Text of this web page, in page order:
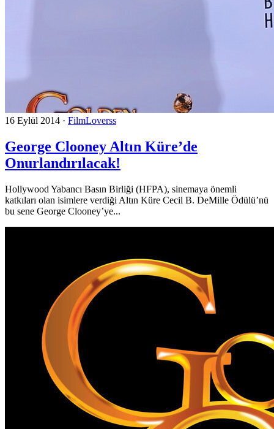
16 Eylül 2014 · FilmLoverss
George Clooney Altın Küre’de
Onurlandırılacak!
Hollywood Yabancı Basın Birliği (HFPA), sinemaya önemli
katkıları olan isimlere verdiği Altın Küre Cecil B. DeMille Ödülü’nü
bu sene George Clooney’ye...